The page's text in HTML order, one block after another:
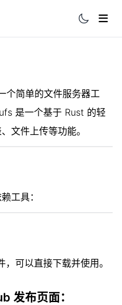
一个简单的文件服务器工
是一个基于 Rust 的轻
文件上传等功能。
工具：
可以直接下载并使用。
发布页面：